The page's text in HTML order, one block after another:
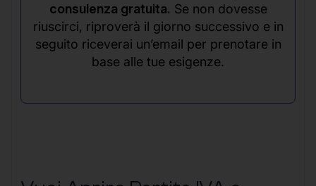
consulenza gratuita. Se non dovesse
riuscirci, riproverà il giorno successivo e in
seguito riceverai un’email per prenotare in
base alle tue esigenze.